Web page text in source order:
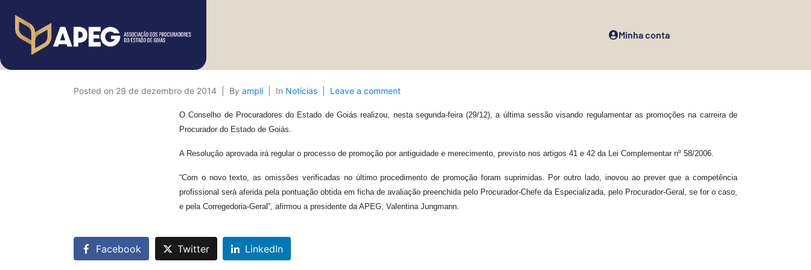
Minha conta
Posted on 29 de dezembro de 2014 By ampli In Notícias Leave a comment
O Conselho de Procuradores do Estado de Goiás realizou, nesta segunda-feira (29/12), a última sessão visando regulamentar as promoções na carreira de
Procurador do Estado de Goiás.
A Resolução aprovada irá regular o processo de promoção por antiguidade e merecimento, previsto nos artigos 41 e 42 da Lei Complementar nº 58/2006.
“Com o novo texto, as omissões verificadas no último procedimento de promoção foram suprimidas. Por outro lado, inovou ao prever que a competência
profissional será aferida pela pontuação obtida em ficha de avaliação preenchida pelo Procurador-Chefe da Especializada, pelo Procurador-Geral, se for o caso,
e pela Corregedoria-Geral”, afirmou a presidente da APEG, Valentina Jungmann.
Facebook Twitter LinkedIn